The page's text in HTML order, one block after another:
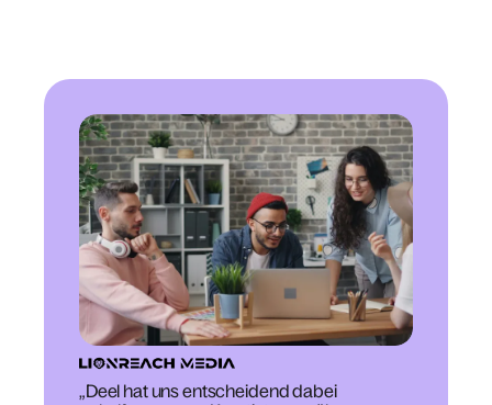
„Deel hat uns entscheidend dabei